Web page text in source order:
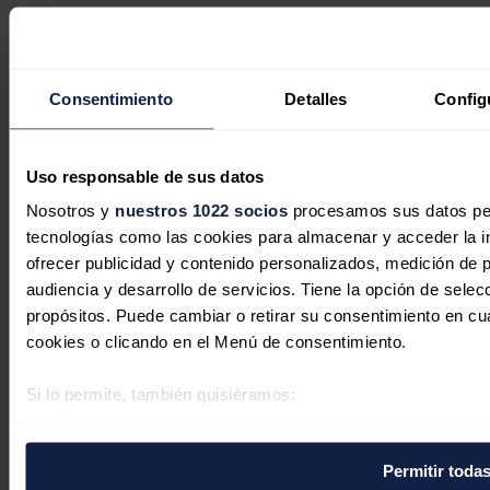
Consentimiento Detalles
Uso responsable de sus datos
Nosotros y nuestros 1022 sociosprocesamos sus datos
tecnologías como las cookies para almacenar y acceder la
ofrecer publicidad y contenido personalizados, medición de
audiencia y desarrollo de servicios. Tiene la opción de
propósitos. Puede cambiar o retirar su consentimiento en
cookies o clicando en el Menú de consentimiento.
Si lo permite, también quisiéramos:
Identificar su dispositivo analizándolo activamente
Permitir todas
Mercados
Eléctricas
NET ZERO
Movilidad
Almacenamiento
Startups & Innovación
Hidrógeno
Top 10
Tech
Bioenergía
Digitalización
Eventos